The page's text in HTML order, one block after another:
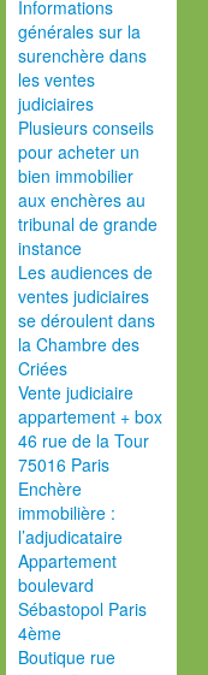
Informations
générales sur la
surenchère dans
les ventes
judiciaires
Plusieurs conseils
pour acheter un
bien immobilier
aux enchères au
tribunal de grande
instance
Les audiences de
ventes judiciaires
se déroulent dans
la Chambre des
Criées
Vente judiciaire
appartement + box
46 rue de la Tour
75016 Paris
Enchère
immobilière :
l’adjudicataire
Appartement
boulevard
Sébastopol Paris
4ème
Boutique rue